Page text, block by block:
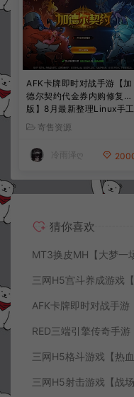
AFK卡牌即时对战手游【加
德尔契约代金券内购修复
版】8月最新整理Linux手工
服务端+前后端全套源码
K授权后台+安卓苹果双端
+详细搭建教程+视频教程
寄售资源
冷雨泽ღ
猜你喜欢